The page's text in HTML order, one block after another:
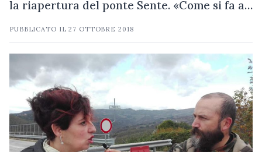
la riapertura del ponte Sente. «Come si fa a…
PUBBLICATO IL27 OTTOBRE 2018